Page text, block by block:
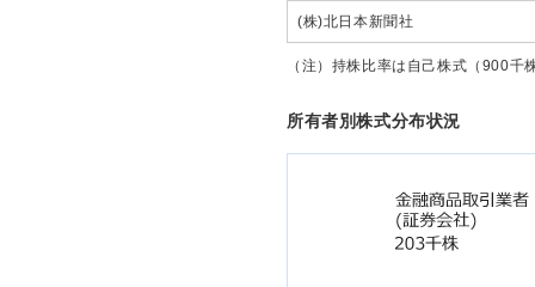
(株)北日本新聞社
（注）持株比率は自己株式（900
所有者別株式分布状況